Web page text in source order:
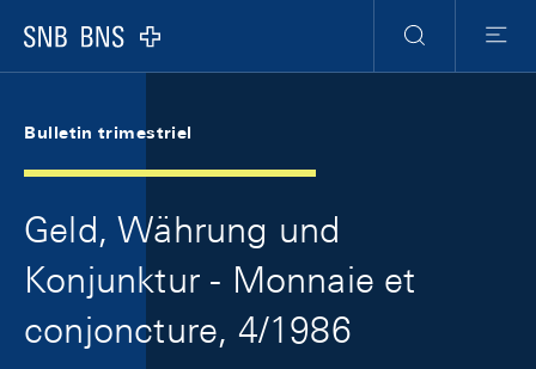
Logo
RechercheMenu
Bulletin trimestriel
Geld, Währung und
Konjunktur - Monnaie et
conjoncture, 4/1986